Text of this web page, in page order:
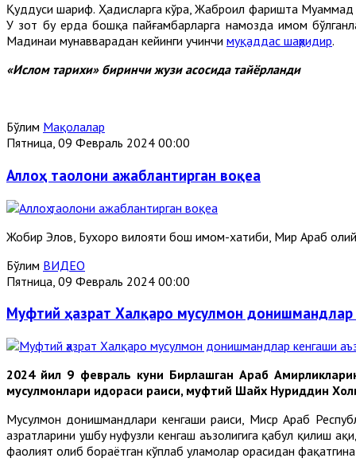
Қуддуси шариф. Ҳадисларга кўра, Жаброил фаришта Муҳаммад
У зот бу ерда бошқа пайғамбарларга намозда имом
Мадинаи мунавварадан кейинги учинчи муқаддас шаҳридир.
«Ислом тарихи» биринчи жузи асосида тайёрланди
Бўлим Мақолалар
Пятница, 09 Февраль 2024 00:00
Аллоҳ таолони ажаблантирган воқеа
Жобир Элов, Бухоро вилояти бош имом-хатиби, Мир Араб
Бўлим ВИДЕО
Пятница, 09 Февраль 2024 00:00
Муфтий ҳазрат Халқаро мусулмон донишмандлар
2024 йил 9 февраль куни Бирлашган Араб
мусулмонлари идораси раиси, муфтий Шайх Нуриддин
Мусулмон донишмандлари кенгаши раиси, Миср Араб
ҳазратларини ушбу нуфузли кенгаш аъзолигига қабул қилиш
фаолият олиб бораётган кўплаб уламолар орасидан